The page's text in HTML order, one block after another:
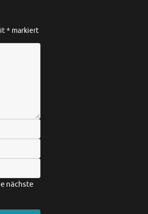
* markiert
nächste